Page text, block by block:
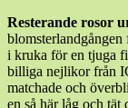
Resterande rosor
i kruka för en tjuga
billiga nejlikor från
matchade och
en så här låg och tät